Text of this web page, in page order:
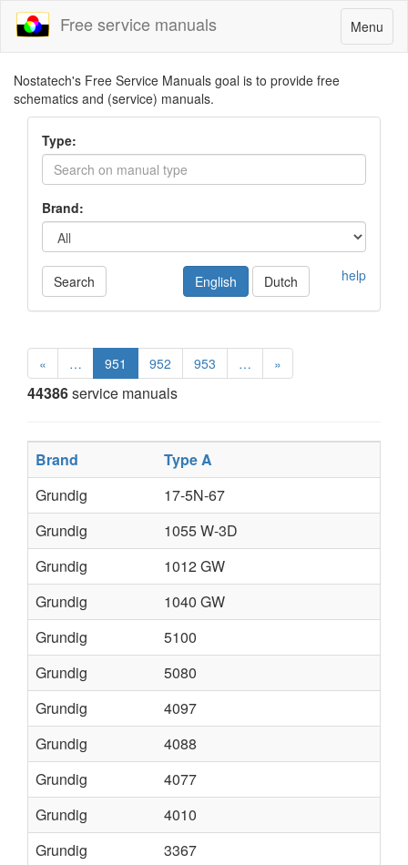
Toggle
navigation
Menu
Free service manuals
Nostatech's Free Service Manuals goal is to provide free
schematics and (service) manuals.
Type:
Brand:
Search help
English Dutch
« … 951 952 953 … »
44386service manuals
Brand
Type A
Grundig
17-5N-67
Grundig
1055 W-3D
Grundig
1012 GW
Grundig
1040 GW
Grundig
5100
Grundig
5080
Grundig
4097
Grundig
4088
Grundig
4077
Grundig
4010
Grundig
3367